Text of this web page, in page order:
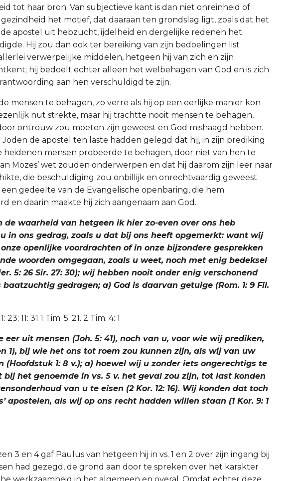
tot haar bron. Van subjectieve kant is dan niet onreinheid of
het motief, dat daaraan ten grondslag ligt, zoals dat het
de apostel uit hebzucht, ijdelheid en dergelijke redenen het
Hij zou dan ook ter bereiking van zijn bedoelingen list
verwerpelijke middelen, hetgeen hij van zich en zijn
hij bedoelt echter alleen het welbehagen van God en is zich
aan hen verschuldigd te zijn.
mensen te behagen, zo verre als hij op een eerlijke manier kon
nut strekte, maar hij trachtte nooit mensen te behagen,
ontrouw zou moeten zijn geweest en God mishaagd hebben.
Joden de apostel ten laste hadden gelegd dat hij, in zijn prediking
heidenen mensen probeerde te behagen, door niet van hen te
Mozes’ wet zouden onderwerpen en dat hij daarom zijn leer naar
die beschuldiging zou onbillijk en onrechtvaardig geweest
een gedeelte van de Evangelische openbaring, die hem
en daarin maakte hij zich aangenaam aan God.
de waarheid van hetgeen ik hier zo-even over ons heb
in ons gedrag, zoals u dat bij ons heeft opgemerkt: want wij
openlijke voordrachten of in onze bijzondere gesprekken
woorden omgegaan, zoals u weet, noch met enig bedeksel
5: 26 Sir. 27: 30); wij hebben nooit onder enig verschonend
gedragen; a) God is daarvan getuige (Rom. 1: 9 Fil.
23; 11: 31 1 Tim. 5: 21. 2 Tim. 4: 1
eer uit mensen (Joh. 5: 41), noch van u, voor wie wij prediken,
1), bij wie het ons tot roem zou kunnen zijn, als wij van uw
(Hoofdstuk 1: 8 v.); a) hoewel wij u zonder iets ongerechtigs te
bij het genoemde in vs. 5 v. het geval zou zijn, tot last konden
van u te eisen (2 Kor. 12: 16). Wij konden dat toch
apostelen, als wij op ons recht hadden willen staan (1 Kor. 9: 1
3 en 4 gaf Paulus van hetgeen hij in vs. 1 en 2 over zijn ingang bij
had gezegd, de grond aan door te spreken over het karakter